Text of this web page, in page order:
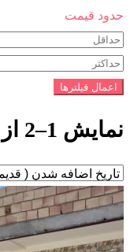
حدود قیمت
اعمال فیلترها
نمایش 1–2 از 2 نتیحه